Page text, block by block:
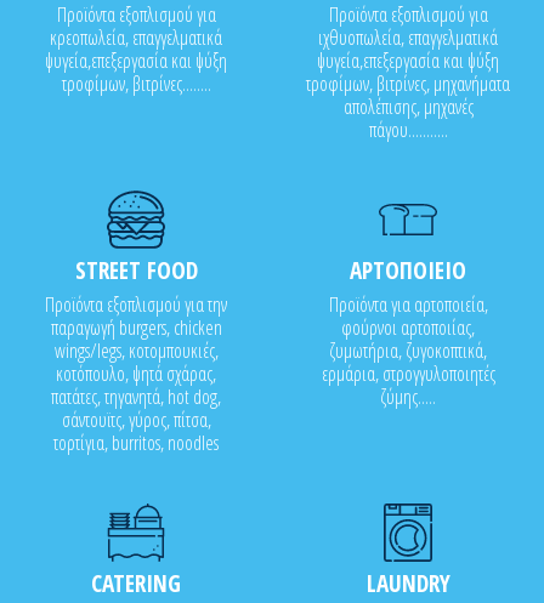
Προϊόντα εξοπλισμού για
κρεοπωλεία, επαγγελματικά
ψυγεία,επεξεργασία και ψύξη
τροφίμων, βιτρίνες........
Προϊόντα εξοπλισμού για
ιχθυοπωλεία, επαγγελματικά
ψυγεία,επεξεργασία και ψύξη
τροφίμων, βιτρίνες, μηχανήματα
απολέπισης, μηχανές
πάγου...........
STREET FOOD
Προϊόντα εξοπλισμού για την
παραγωγή burgers, chicken
wings/legs, κοτομπουκιές,
κοτόπουλο, ψητά σχάρας,
πατάτες, τηγανητά, hot dog,
σάντουϊτς, γύρος, πίτσα,
τορτίγια, burritos, noodles
ΑΡΤΟΠΟΙΕΙΟ
Προϊόντα για αρτοποιεία,
φούρνοι αρτοποιίας,
ζυμωτήρια, ζυγοκοπτικά,
ερμάρια, στρογγυλοποιητές
ζύμης.....
CATERING LAUNDRY